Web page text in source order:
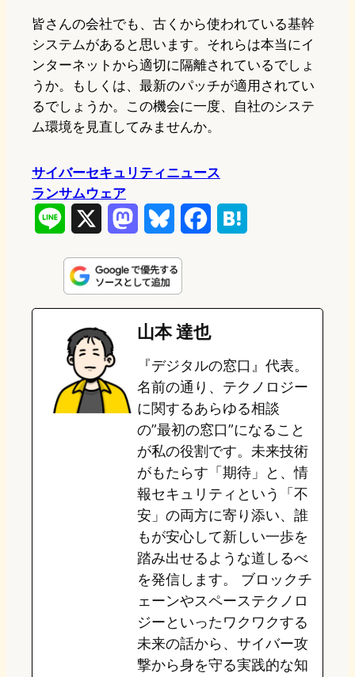
皆さんの会社でも、古くから使われている基幹
システムがあると思います。それらは本当にイ
ンターネットから適切に隔離されているでしょ
うか。もしくは、最新のパッチが適用されてい
るでしょうか。この機会に一度、自社のシステ
ム環境を見直してみませんか。
サイバーセキュリティニュース
ランサムウェア
n
e
s
t
o
o
n
u
e
s
k
e
b
o
o
k
e
a
山本 達也
『デジタルの窓口』代表。
名前の通り、テクノロジー
に関するあらゆる相談
の”最初の窓口”になること
が私の役割です。未来技術
がもたらす「期待」と、情
報セキュリティという「不
安」の両方に寄り添い、誰
もが安心して新しい一歩を
踏み出せるような道しるべ
を発信します。 ブロックチ
ェーンやスペーステクノロ
ジーといったワクワクする
未来の話から、サイバー攻
撃から身を守る実践的な知